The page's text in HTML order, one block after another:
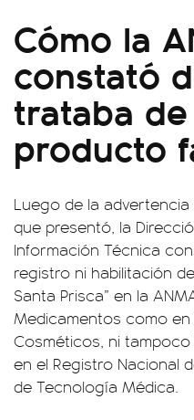
Cómo la
constató
trataba
producto
Luego de la
que presentó, la
Información Técnica
registro ni habilitación
Santa Prisca” en la
Medicamentos como
Cosméticos, ni
en el Registro Nacional
de Tecnología Médica.